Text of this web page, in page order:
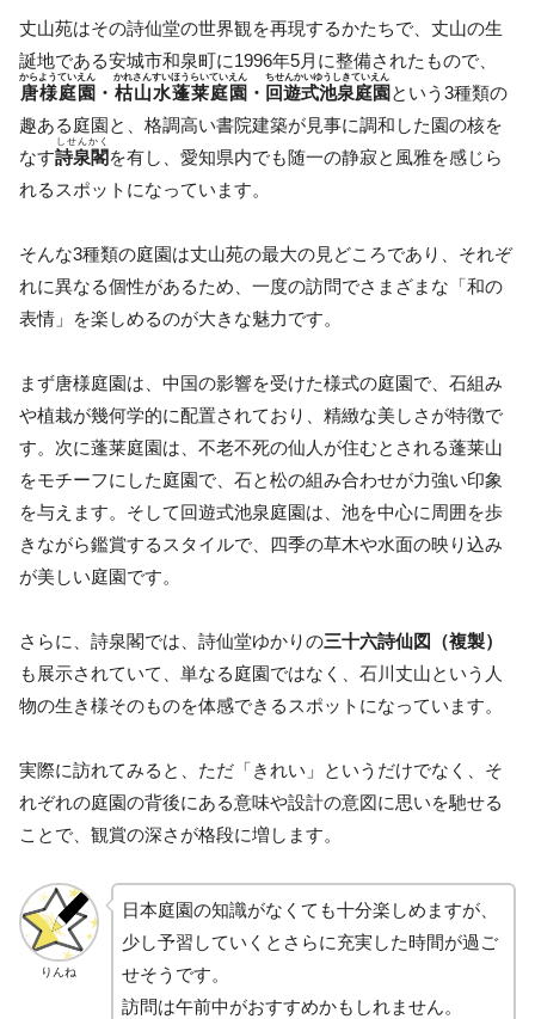
丈山苑はその詩仙堂の世界観を再現するかたちで、丈山の生
誕地である安城市和泉町に1996年5月に整備されたもので、
唐様庭園
からようていえん
・ 枯山水蓬莱庭園
かれさんすいほうらいていえん
・ 回遊式池泉庭園
ちせんかいゆうしきていえん
という3種類の
趣ある庭園と、格調高い書院建築が見事に調和した園の核を
なす詩泉閣
しせんかく
を有し、愛知県内でも随一の静寂と風雅を感じら
れるスポットになっています。
そんな3種類の庭園は丈山苑の最大の見どころであり、それぞ
れに異なる個性があるため、一度の訪問でさまざまな「和の
表情」を楽しめるのが大きな魅力です。
まず唐様庭園は、中国の影響を受けた様式の庭園で、石組み
や植栽が幾何学的に配置されており、精緻な美しさが特徴で
す。次に蓬莱庭園は、不老不死の仙人が住むとされる蓬莱山
をモチーフにした庭園で、石と松の組み合わせが力強い印象
を与えます。そして回遊式池泉庭園は、池を中心に周囲を歩
きながら鑑賞するスタイルで、四季の草木や水面の映り込み
が美しい庭園です。
さらに、詩泉閣では、詩仙堂ゆかりの三十六詩仙図（複製）
も展示されていて、単なる庭園ではなく、石川丈山という人
物の生き様そのものを体感できるスポットになっています。
実際に訪れてみると、ただ「きれい」というだけでなく、そ
れぞれの庭園の背後にある意味や設計の意図に思いを馳せる
ことで、観賞の深さが格段に増します。
りんね
日本庭園の知識がなくても十分楽しめますが、
少し予習していくとさらに充実した時間が過ご
せそうです。
訪問は午前中がおすすめかもしれません。